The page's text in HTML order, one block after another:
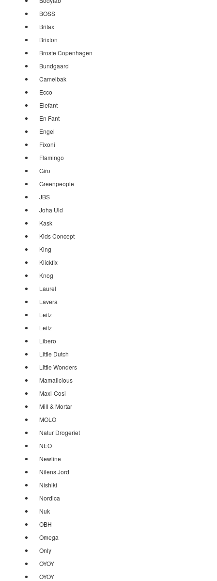
BOSS
Britax
Brixton
Broste Copenhagen
Bundgaard
Camelbak
Ecco
Elefant
En Fant
Engel
Fixoni
Flamingo
Giro
Greenpeople
JBS
Joha Uld
Kask
Kids Concept
King
Klickfix
Knog
Laurel
Lavera
Leitz
Leitz
Libero
Little Dutch
Little Wonders
Mamalicious
Maxi-Cosi
Mill & Mortar
MOLO
Natur Drogeriet
NEO
Newline
Nilens Jord
Nishiki
Nordica
Nuk
OBH
Omega
Only
OYOY
OYOY